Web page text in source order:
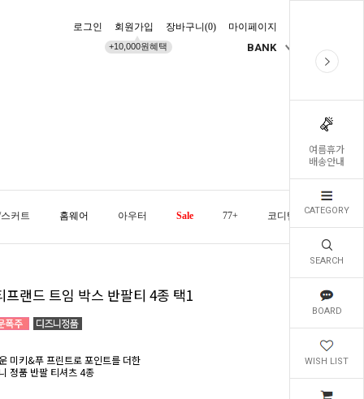
여름휴가
배송안내
CATEGORY
SEARCH
BOARD
WISH LIST
로그인 회원가입
+10,000원혜택
장바구니(0) 마이페이지
BANK
커트 홈웨어 아우터 Sale 77+ 코디템 오늘발송
프랜드 트임 박스 반팔티 4종 택1
미키&푸 프린트로 포인트를 더한
정품 반팔 티셔츠 4종